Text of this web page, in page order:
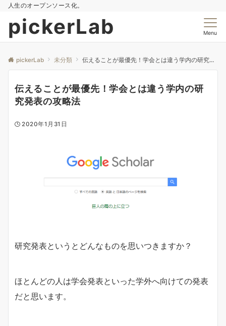
人生のオープンソース化。
pickerLab Menu
pickerLab 未分類 伝えることが最優先！学会とは違う学内の研究発表の攻略法
伝えることが最優先！学会とは違う学内の研
究発表の攻略法
2020年1月31日
研究発表というとどんなものを思いつきますか？
ほとんどの人は学会発表といった学外へ向けての発表
だと思います。